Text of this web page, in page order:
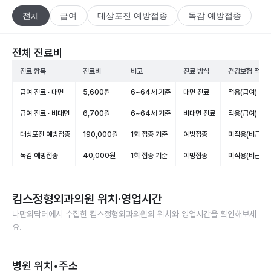
전체 급여 대상포진 예방접종 독감 예방접종
전체 진료비
진료 항목 진료비 비고 진료 방식 건강보험 적용
급여 진료 · 대면 5,600원 6~64세 기준 대면 진료 적용(급여)
급여 진료 · 비대면 6,700원 6~64세 기준 비대면 진료 적용(급여)
대상포진 예방접종 190,000원 1회 접종 기준 예방접종 미적용(비급여)
독감 예방접종 40,000원 1회 접종 기준 예방접종 미적용(비급여)
킴스정형외과의원 위치·영업시간
나만의닥터에서 수집한 킴스정형외과의원의 위치와 영업시간을 확인해보세
요.
병원 위치•주소